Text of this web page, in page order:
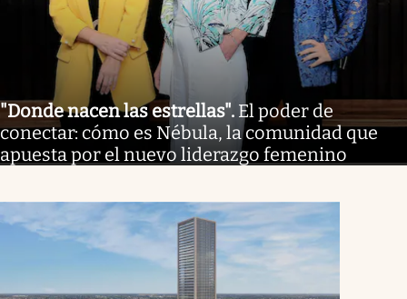
"Donde nacen las estrellas". El poder de
conectar: cómo es Nébula, la comunidad que
apuesta por el nuevo liderazgo femenino